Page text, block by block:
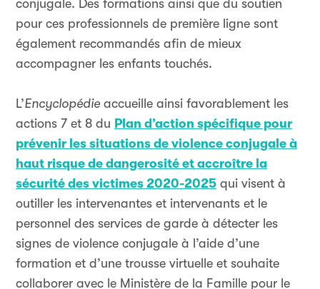
conjugale. Des formations ainsi que du soutien
pour ces professionnels de première ligne sont
également recommandés afin de mieux
accompagner les enfants touchés.
L’Encyclopédie accueille ainsi favorablement les
actions 7 et 8 du Plan d’action spécifique pour
prévenir les situations de violence conjugale à
haut risque de dangerosité et accroître la
sécurité des victimes 2020-2025 qui visent à
outiller les intervenantes et intervenants et le
personnel des services de garde à détecter les
signes de violence conjugale à l’aide d’une
formation et d’une trousse virtuelle et souhaite
collaborer avec le Ministère de la Famille pour le